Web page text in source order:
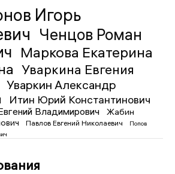
Игорь
Ченцов Роман
Маркова Екатерина
Уваркина Евгения
Уваркин Александр
Итин Юрий Константинович
Владимирович
Жабин
Павлов Евгений Николаевич
Попов